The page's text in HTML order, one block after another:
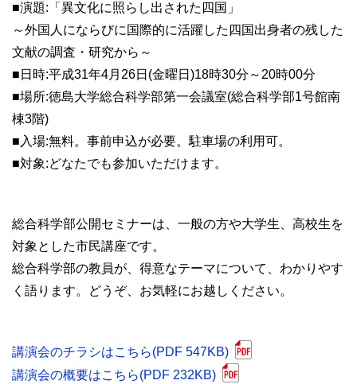
■演題:「異文化に照らし出された四国」
～外国人にならびに国際的に活躍した四国出身者の残した
文献の調査・研究から～
■日時:平成31年4月26日(金曜日)18時30分～20時00分
■場所:徳島大学総合科学部第一会議室(総合科学部1号館南
棟3階)
■入場:無料。事前申込が必要。駐車場の利用可。
■対象:どなたでも参加いただけます。
総合科学部公開セミナーは、一般の方や大学生、高校生を
対象とした市民講座です。
総合科学部の教員が、得意なテーマについて、わかりやす
く語ります。どうぞ、お気軽にお越しください。
講演会のチラシはこちら(PDF 547KB)
講演会の概要はこちら(PDF 232KB)